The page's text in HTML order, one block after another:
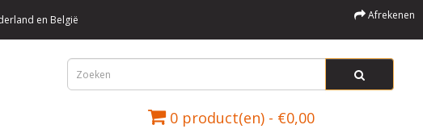
en België Afrekenen
0 product(en) - €0,00